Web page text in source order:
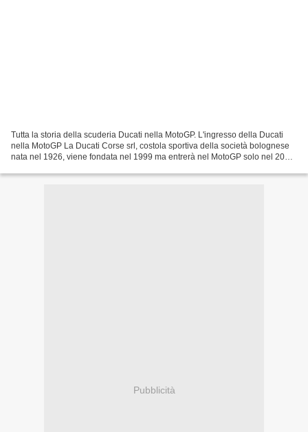
Tutta la storia della scuderia Ducati nella MotoGP. L'ingresso della Ducati
nella MotoGP La Ducati Corse srl, costola sportiva della società bolognese
nata nel 1926, viene fondata nel 1999 ma entrerà nel MotoGP solo nel 2003
Pubblicità